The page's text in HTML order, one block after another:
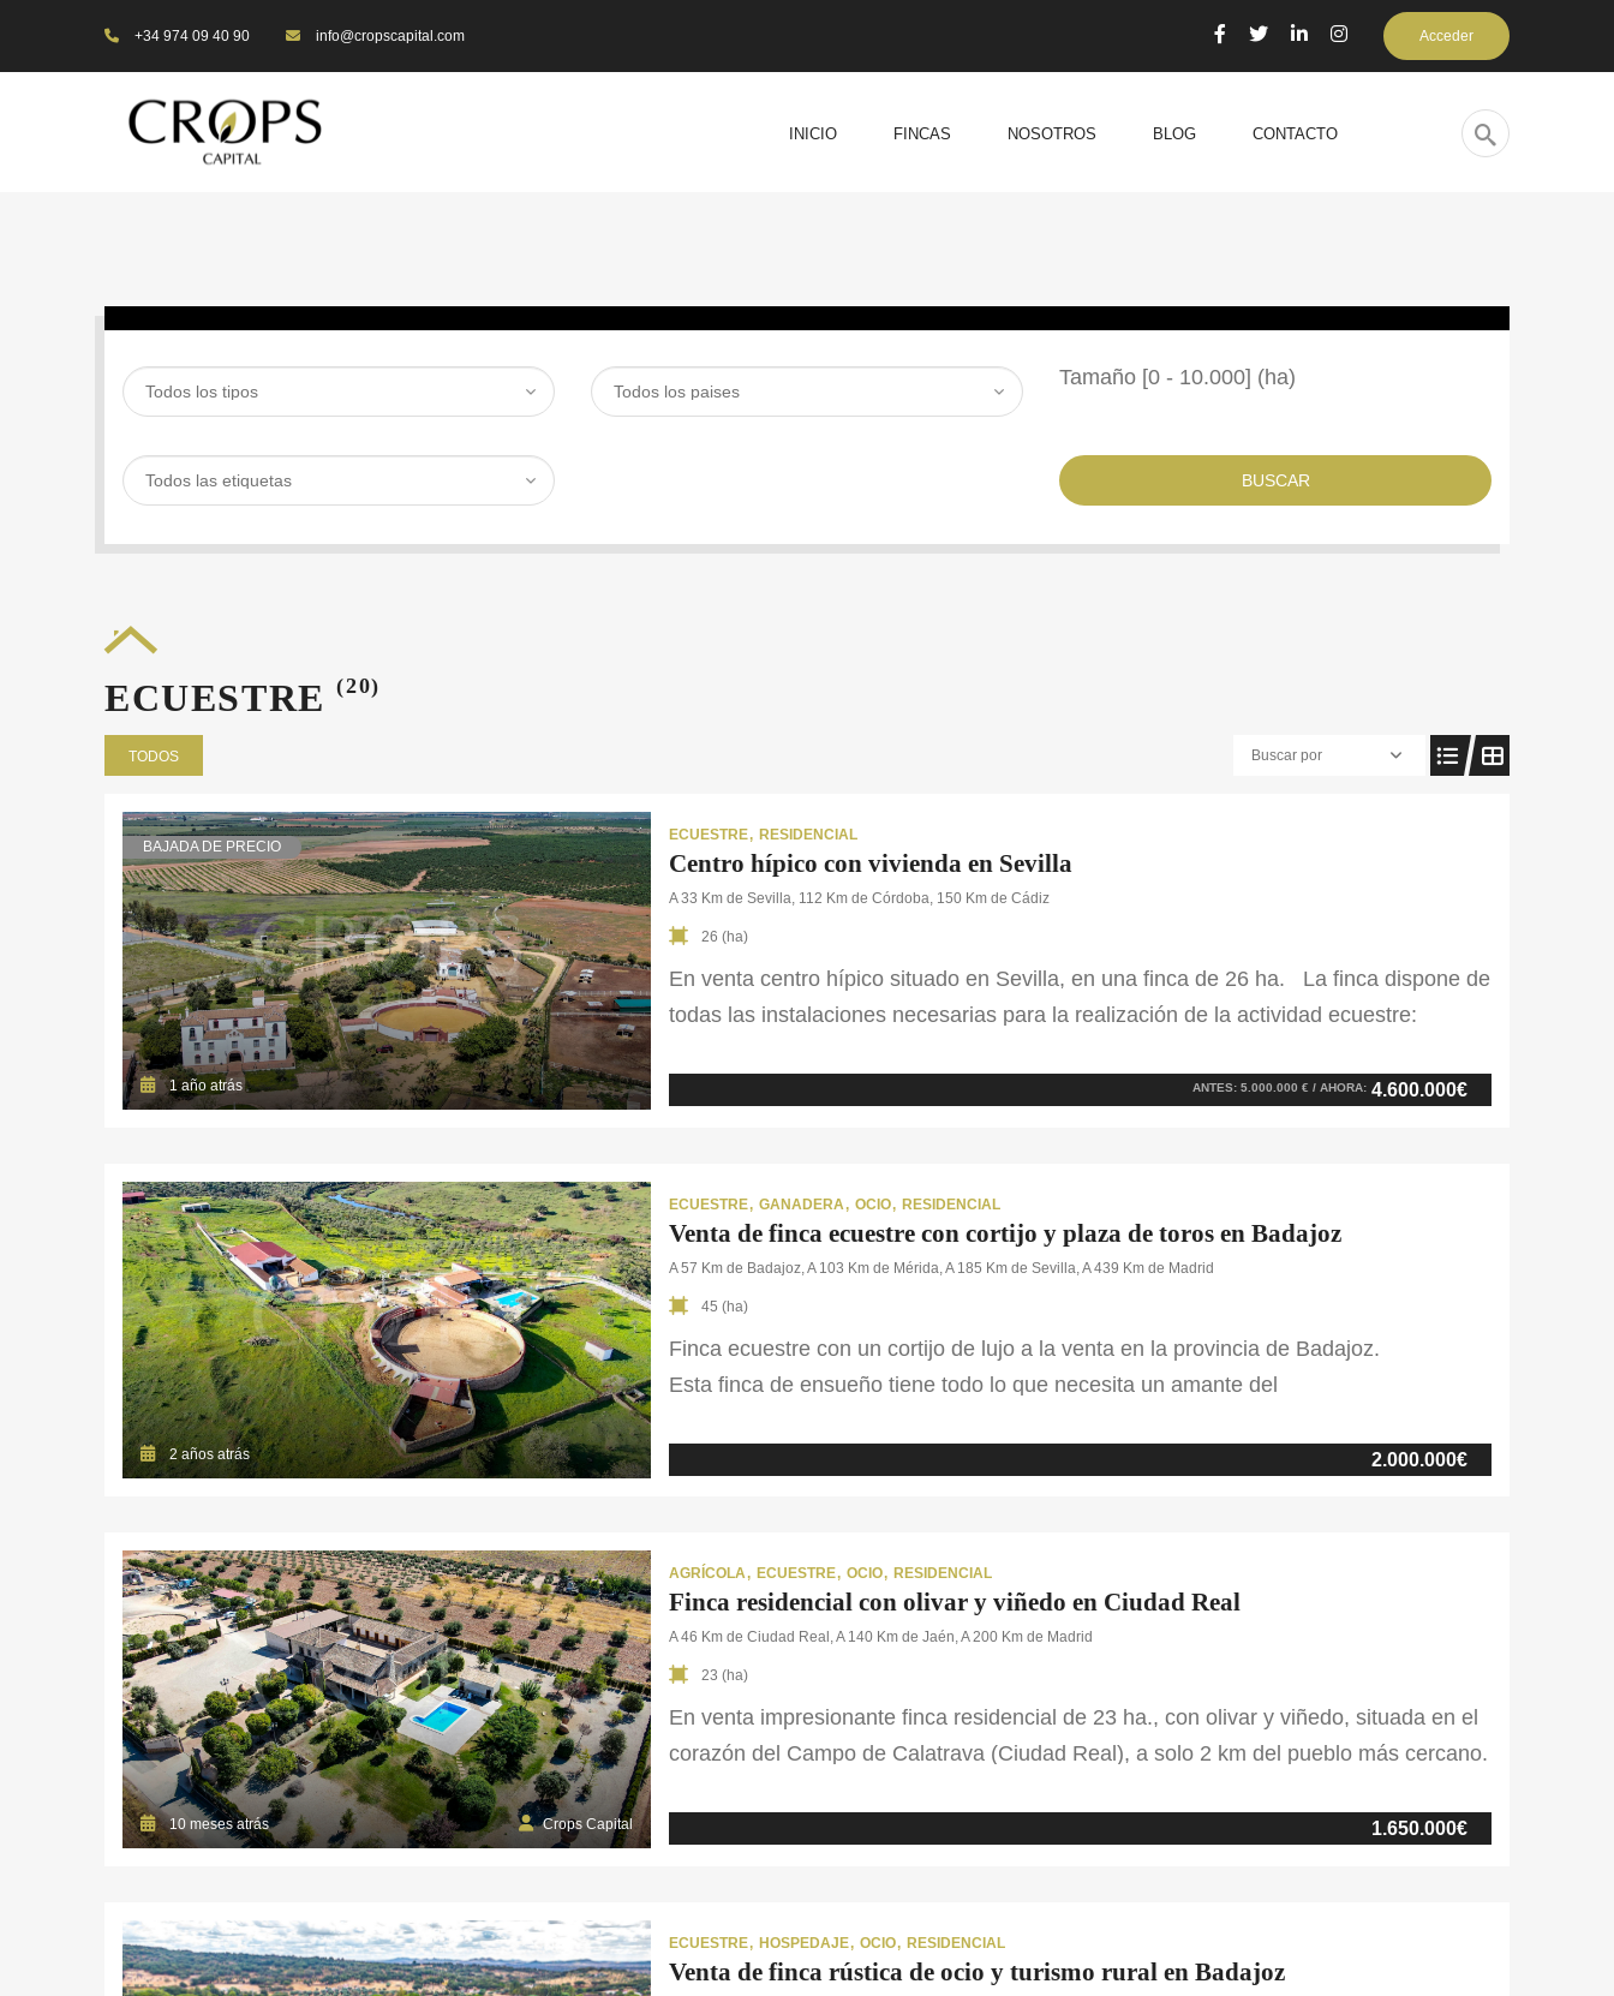
+34 974 09 40 90 info@cropscapital.com Acceder
INICIO FINCAS NOSOTROS BLOG CONTACTO
Tamaño [0 - 10.000] (ha)
BUSCAR
ECUESTRE(20)
TODOS Buscar por
BAJADA DE PRECIO
1 año atrás
ECUESTRE RESIDENCIAL
Centro hípico con vivienda en Sevilla
A 33 Km de Sevilla, 112 Km de Córdoba, 150 Km de Cádiz
26 (ha)
En venta centro hípico situado en Sevilla, en una finca de 26 ha. La finca dispone de
todas las instalaciones necesarias para la realización de la actividad ecuestre:
competición, ensayo y cuerda y otra pista de césped de competición. En cuanto a
ANTES: 5.000.000 € / AHORA: 4.600.000€
2 años atrás
ECUESTRE GANADERA OCIO RESIDENCIAL
Venta de finca ecuestre con cortijo y plaza de toros en Badajoz
A 57 Km de Badajoz, A 103 Km de Mérida, A 185 Km de Sevilla, A 439 Km de Madrid
45 (ha)
Finca ecuestre con un cortijo de lujo a la venta en la provincia de Badajoz.
Esta finca de ensueño tiene todo lo que necesita un amante del
mundo taurino, entre ellos la plaza de toros que contiene la finca. Cuenta con2.000.000€
10 meses atrás Crops Capital
AGRÍCOLA ECUESTRE OCIO RESIDENCIAL
Finca residencial con olivar y viñedo en Ciudad Real
A 46 Km de Ciudad Real, A 140 Km de Jaén, A 200 Km de Madrid
23 (ha)
En venta impresionante finca residencial de 23 ha., con olivar y viñedo, situada en el
corazón del Campo de Calatrava (Ciudad Real), a solo 2 km del pueblo más cercano.
posibilidades de producción agrícola. La vivienda principal, parcelada de modo
1.650.000€
ECUESTRE HOSPEDAJE OCIO RESIDENCIAL
Venta de finca rústica de ocio y turismo rural en Badajoz